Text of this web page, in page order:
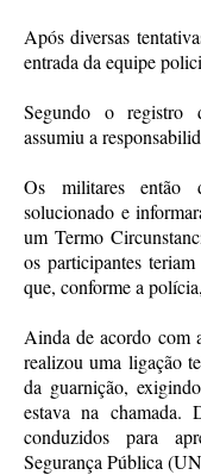
Após diversas
entrada da equipe
Segundo o registro
assumiu a
Os militares então
solucionado e
um Termo
os participantes
que, conforme a
Ainda de acordo com
realizou uma ligação
da guarnição,
estava na chamada.
conduzidos para
Segurança Pública